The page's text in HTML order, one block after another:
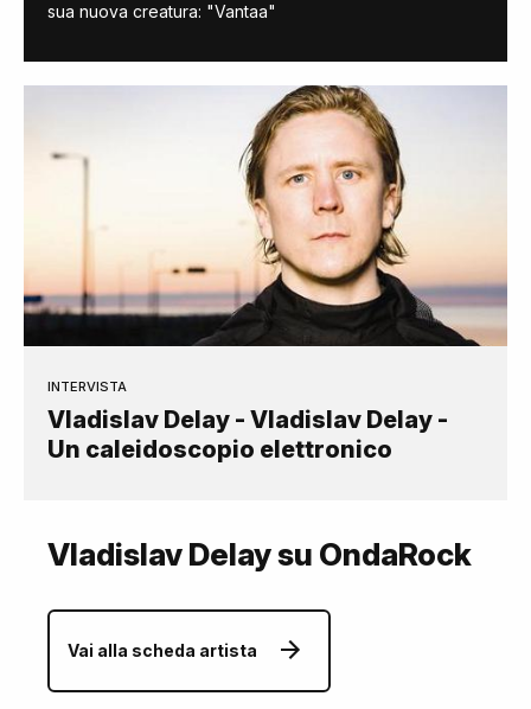
sua nuova creatura: "Vantaa"
INTERVISTA
Vladislav Delay - Vladislav Delay -
Un caleidoscopio elettronico
Vladislav Delay su OndaRock
Vai alla scheda artista